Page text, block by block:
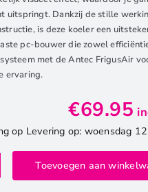
uitspringt. Dankzij de stille
is deze koeler een
pc-bouwer die zowel
met de Antec FrigusAir
ervaring.
€69.95
op Levering op: woensdag
Toevoegen aan